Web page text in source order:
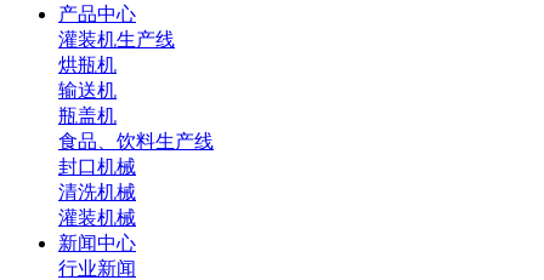
产品中心
灌装机生产线
烘瓶机
输送机
瓶盖机
食品、饮料生产线
封口机械
清洗机械
灌装机械
新闻中心
行业新闻